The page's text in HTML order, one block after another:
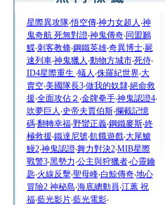
星際異攻隊‧悟空傳‧神力女超人 ‧神
鬼奇航 死無對證‧神鬼傳奇‧同盟鶼
鰈‧刺客教條‧鋼鐵英雄‧奇異博士‧屍
速列車‧神鬼獵人 ‧動物方城市‧死侍‧
ID4星際重生 ‧蟻人 ‧侏羅紀世界‧大
賣空‧美國隊長3‧做我的奴隸‧絕命救
援‧全面攻佔２ ‧金牌拳手‧神鬼認證4‧
吹夢巨人 ‧史帝夫賈伯斯‧攔截記憶
碼‧翻轉幸福‧野蠻正義‧鋼鐵麥斯‧終
極救援‧鐵達尼號‧飢餓遊戲‧大尾鱸
鰻2‧神鬼認證‧舞力對決2‧MIB星際
戰警3‧黑勢力‧公主與狩獵者‧心靈鑰
匙‧火線反擊‧聖母峰‧白鯨傳奇‧地心
冒險2 神秘島‧海底總動員‧江蕙 祝
福‧藍光影片‧藍光電影‧